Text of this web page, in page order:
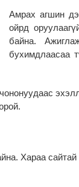
Амрах агшин
ойрд
байна.
бухимдлаасаа
Хараа сайтай